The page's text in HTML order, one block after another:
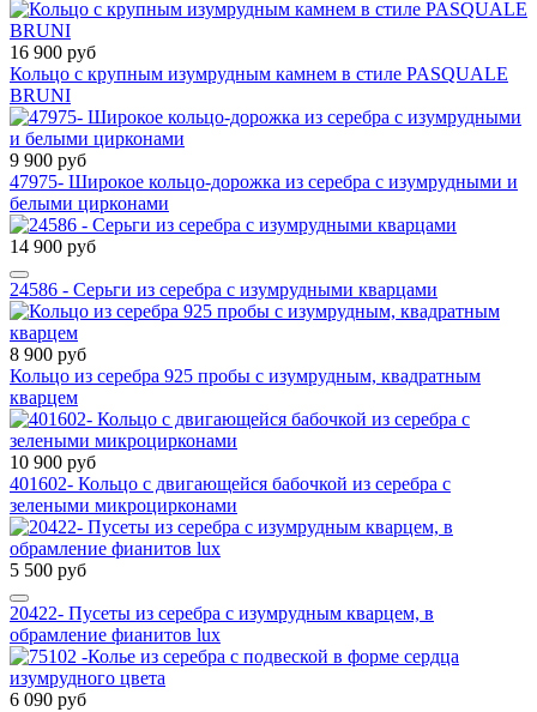
16 900 руб
Кольцо с крупным изумрудным камнем в стиле PASQUALE
BRUNI
9 900 руб
47975- Широкое кольцо-дорожка из серебра с изумрудными и
белыми цирконами
14 900 руб
24586 - Серьги из серебра с изумрудными кварцами
8 900 руб
Кольцо из серебра 925 пробы с изумрудным, квадратным
кварцем
10 900 руб
401602- Кольцо c двигающейся бабочкой из серебра с
зелеными микроцирконами
5 500 руб
20422- Пусеты из серебра с изумрудным кварцем, в
обрамление фианитов lux
6 090 руб